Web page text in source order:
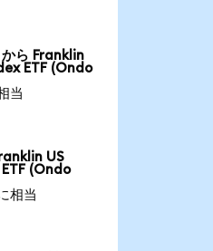
ら Franklin
ETF (Ondo
当
US
(Ondo
相当